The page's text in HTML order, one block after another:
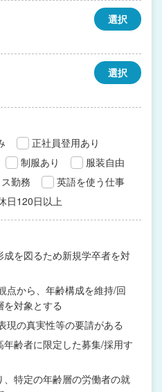
選択
選択
正社員登用あり
制服あり
服装自由
勤務
英語を使う仕事
日120日以上
を図るため新規学卒者を対
点から、年齢構成を維持/回
対象とする
現の真実性等の要請がある
齢者に限定した募集/採用す
特定の年齢層の労働者の就